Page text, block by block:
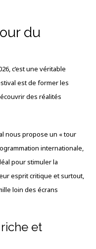
du
c’est une véritable
est de former les
des réalités
nous propose un « tour
internationale,
pour stimuler la
esprit critique et surtout,
loin des écrans
et